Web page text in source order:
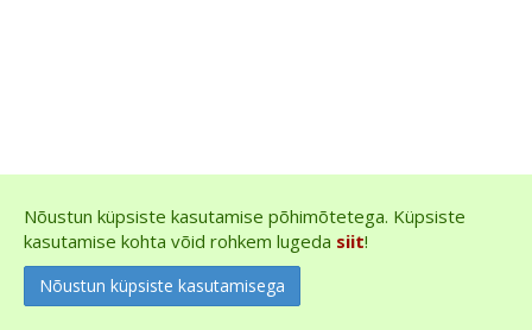
Nõustun küpsiste kasutamise põhimõtetega. Küpsiste
kasutamise kohta võid rohkem lugeda siit!